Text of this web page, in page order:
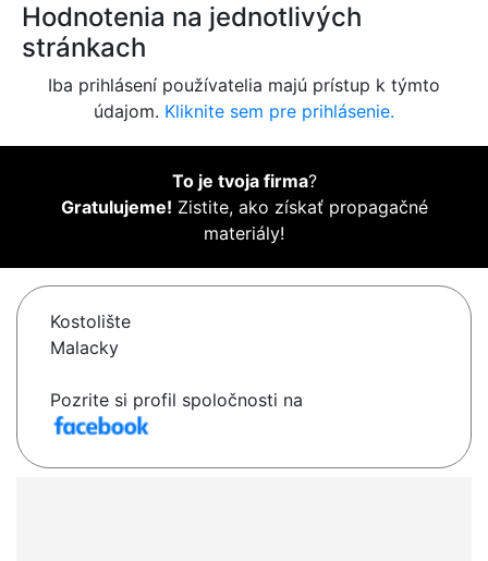
Hodnotenia na jednotlivých
stránkach
Iba prihlásení používatelia majú prístup k týmto
údajom. Kliknite sem pre prihlásenie.
To je tvoja firma?
Gratulujeme! Zistite, ako získať propagačné
materiály!
Kostolište
Malacky
Pozrite si profil spoločnosti na